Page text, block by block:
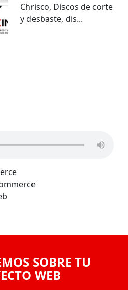
Chrisco, Discos de corte
y desbaste, dis...
SOBRE TU
WEB